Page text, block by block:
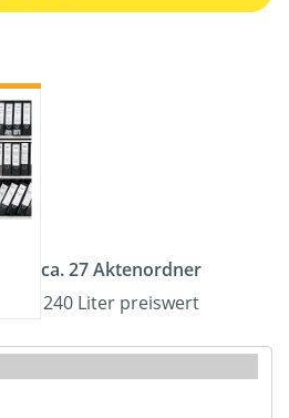
ca. 27 Aktenordner
240 Liter preiswert